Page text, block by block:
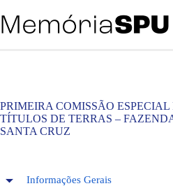
para
o
PRIMEIRA COMISSÃO ESPECIAL
TÍTULOS DE TERRAS –
SANTA CRUZ
Informações Gerais